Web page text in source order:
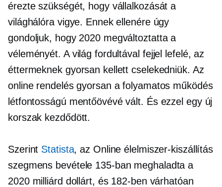
érezte szükségét, hogy vállalkozását a
világhálóra vigye. Ennek ellenére úgy
gondoljuk, hogy 2020 megváltoztatta a
véleményét. A világ fordultával fejjel lefelé, az
éttermeknek gyorsan kellett cselekedniük. Az
online rendelés gyorsan a folyamatos működés
létfontosságú mentőövévé vált. És ezzel egy új
korszak kezdődött.
Szerint Statista, az Online élelmiszer-kiszállítás
szegmens bevétele 135-ban meghaladta a
2020 milliárd dollárt, és 182-ben várhatóan